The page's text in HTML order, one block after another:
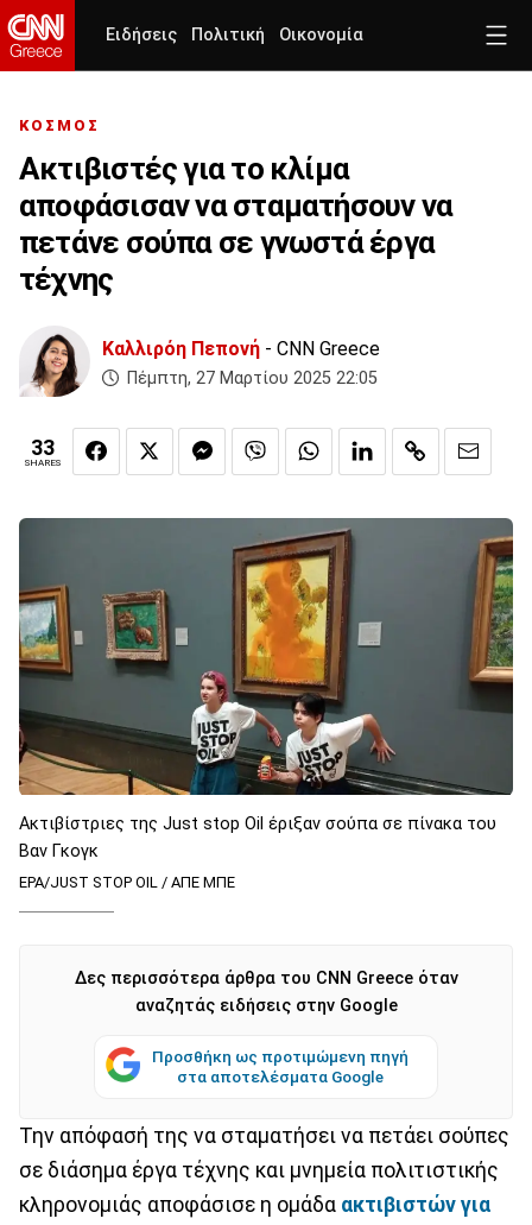
Ειδήσεις Πολιτική Οικονομία
ΚΟΣΜΟΣ
Ακτιβιστές για το κλίμα
αποφάσισαν να σταματήσουν να
πετάνε σούπα σε γνωστά έργα
τέχνης
Καλλιρόη Πεπονή - CNN Greece
Πέμπτη, 27 Μαρτίου 2025 22:05
33
SHARES
Ακτιβίστριες της Just stop Oil έριξαν σούπα σε πίνακα του
Βαν Γκογκ
EPA/JUST STOP OIL / ΑΠΕ ΜΠΕ
Δες περισσότερα άρθρα του CNN Greece όταν
αναζητάς ειδήσεις στην Google
Προσθήκη ως προτιμώμενη πηγή
στα αποτελέσματα Google
Την απόφασή της να σταματήσει να πετάει σούπες
σε διάσημα έργα τέχνης και μνημεία πολιτιστικής
κληρονομιάς αποφάσισε η ομάδα ακτιβιστών για